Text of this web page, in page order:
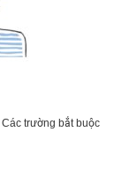
Các trường bắt buộc